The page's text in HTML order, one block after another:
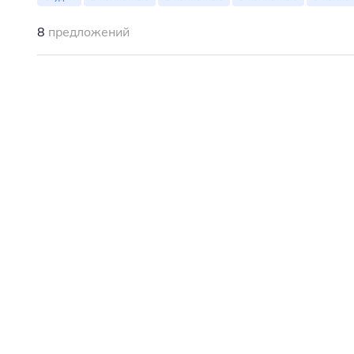
8 предложений